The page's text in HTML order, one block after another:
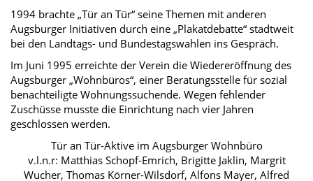
1994 brachte „Tür an Tür“ seine Themen mit anderen
Augsburger Initiativen durch eine „Plakatdebatte“ stadtweit
bei den Landtags- und Bundestagswahlen ins Gespräch.
Im Juni 1995 erreichte der Verein die Wiedereröffnung des
Augsburger „Wohnbüros“, einer Beratungsstelle für sozial
benachteiligte Wohnungssuchende. Wegen fehlender
Zuschüsse musste die Einrichtung nach vier Jahren
geschlossen werden.
Tür an Tür-Aktive im Augsburger Wohnbüro
v.l.n.r: Matthias Schopf-Emrich, Brigitte Jaklin, Margrit
Wucher, Thomas Körner-Wilsdorf, Alfons Mayer, Alfred